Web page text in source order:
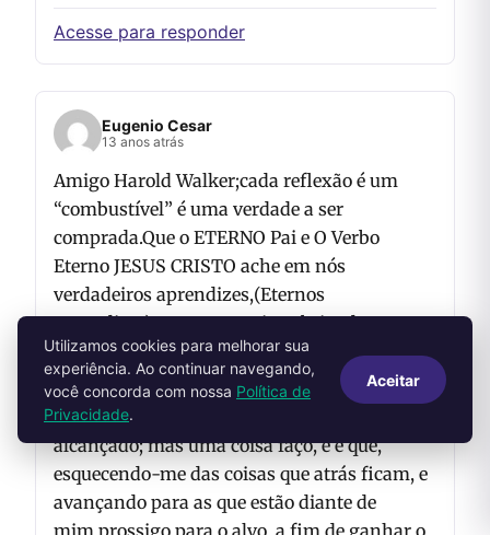
Acesse para responder
Eugenio Cesar
13 anos atrás
Amigo Harold Walker;cada reflexão é um
“combustível” é uma verdade a ser
comprada.Que o ETERNO Pai e O Verbo
Eterno JESUS CRISTO ache em nós
verdadeiros aprendizes,(Eternos
aprendizes).Eu quero.Muito Obrigado por
Compartilhar!!! No AMOR DELE. eugenio
cesar
Irmãos, quanto a mim, não julgo que o haja
alcançado; mas uma coisa faço, e é que,
esquecendo-me das coisas que atrás ficam, e
avançando para as que estão diante de
mim,prossigo para o alvo, a fim de ganhar o
Utilizamos cookies para melhorar sua
experiência. Ao continuar navegando,
você concorda com nossa Política de
Privacidade.
Aceitar